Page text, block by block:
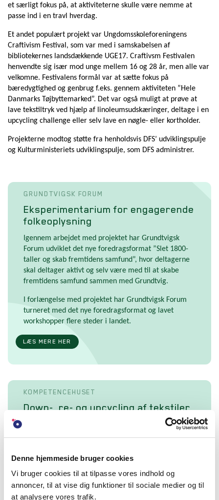
Denne hjemmeside bruger cookies
Vi bruger cookies til at tilpasse vores indhold og
annoncer, til at vise dig funktioner til sociale medier og til
at analysere vores trafik.
et særligt fokus på, at aktiviteterne skulle være nemme at
passe ind i en travl hverdag.
Et andet populært projekt var Ungdomsskoleforeningens
Craftivism Festival, som var med i samskabelsen af
bibliotekernes landsdækkende UGE17. Craftivsm Festivalen
henvendte sig især mod unge mellem 16 og 28 år, men alle var
velkomne. Festivalens formål var at sætte fokus på
bæredygtighed og genbrug f.eks. gennem aktiviteten ”Hele
Danmarks Tøjbyttemarked”. Det var også muligt at prøve at
lave tekstiltryk ved hjælp af linoleumsudskæringer, deltage i en
upcycling challenge eller selv lave en nøgle- eller kortholder.
Projekterne modtog støtte fra henholdsvis DFS’ udviklingspulje
og Kulturministeriets udviklingspulje, som DFS administrer.
GRUNDTVIGSK FORUM
Eksperimentarium for engagerende
folkeoplysning
Igennem arbejdet med projektet har Grundtvigsk
Forum udviklet det nye foredragsformat ”Slet 1800-
taller og skab fremtidens samfund”, hvor deltagerne
skal deltager aktivt og selv være med til at skabe
fremtidens samfund sammen med Grundtvig.
I forlængelse med projektet har Grundtvigsk Forum
turneret med det nye foredragsformat og lavet
workshopper flere steder i landet.
LÆS MERE HER
KOMPETENCEHUSET
Down-, re- og upcycling af tekstiler
Projektet henvendte sig til undervisere og havde til
nyt liv. Gennem forløbet blev der f.eks. udviklet
forarbejdning af garn og vævestoffer samt
naturindfarvning af tøj og tekstil. Der er også blevet